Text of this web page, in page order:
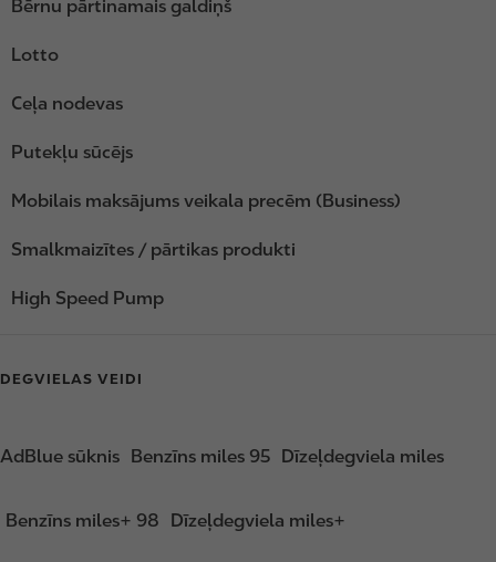
Bērnu pārtinamais galdiņš
Lotto
Ceļa nodevas
Putekļu sūcējs
Mobilais maksājums veikala precēm (Business)
Smalkmaizītes / pārtikas produkti
High Speed Pump
DEGVIELAS VEIDI
AdBlue sūknis Benzīns miles 95 Dīzeļdegviela miles
Benzīns miles+ 98 Dīzeļdegviela miles+